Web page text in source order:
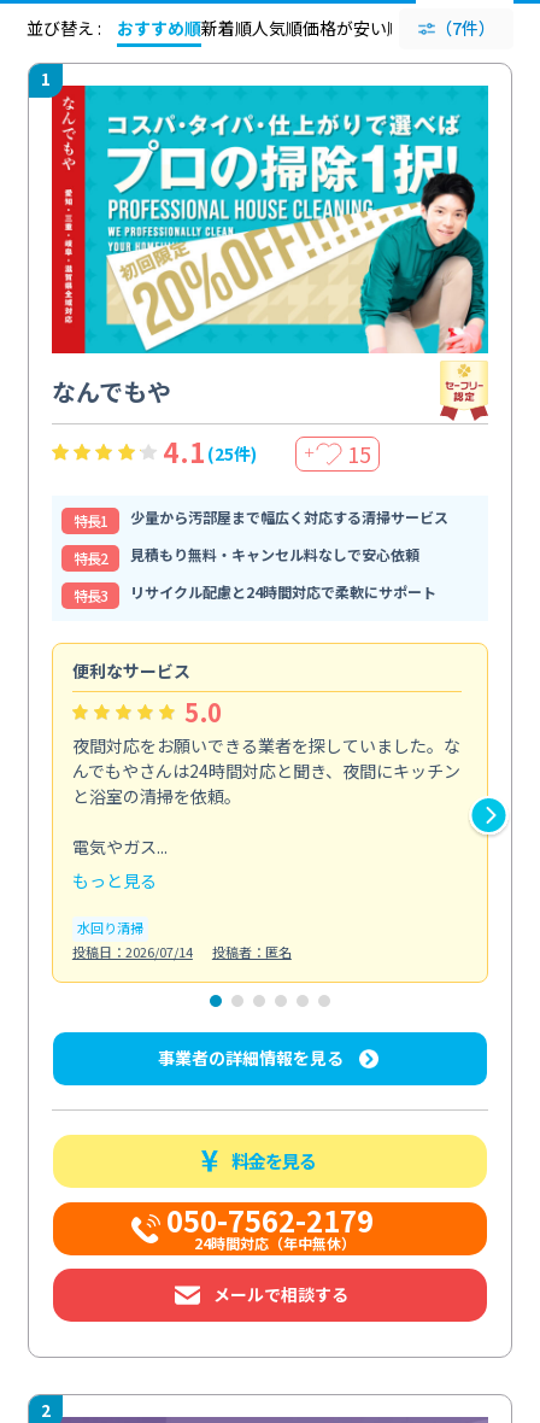
並び替え :
おすすめ順新着順人気順価格が安い順 評価が高い順
（7件）
1
なんでもや
4.1 (25件) ＋ 15
特⻑1
少量から汚部屋まで幅広く対応する清掃サービス
特⻑2
見積もり無料・キャンセル料なしで安心依頼
特⻑3
リサイクル配慮と24時間対応で柔軟にサポート
便利なサービス
5.0
夜間対応をお願いできる業者を探していました。な
んでもやさんは24時間対応と聞き、夜間にキッチン
と浴室の清掃を依頼。
電気やガス...
もっと見る
水回り清掃
投稿日：2026/07/14
投稿者：匿名
事業者の詳細情報を見る
料金を見る
050-7562-2179
24時間対応（年中無休）
メールで相談する
2